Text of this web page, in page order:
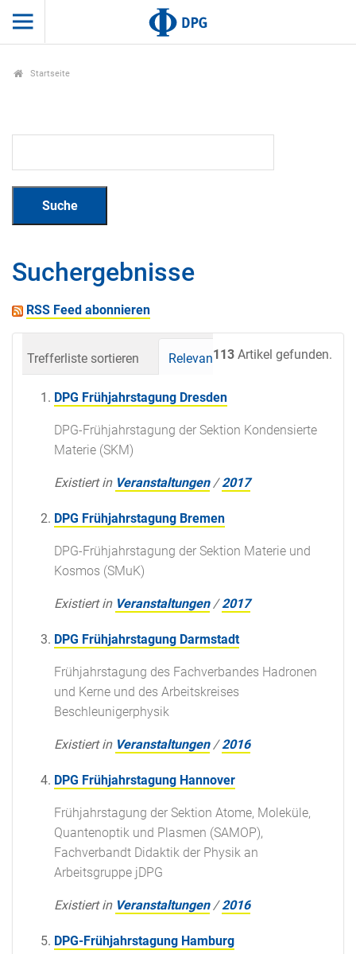
Startseite
Suchergebnisse
RSS Feed abonnieren
113 Artikel gefunden.
Trefferliste sortieren Relevanz Datum
DPG Frühjahrstagung Dresden
DPG-Frühjahrstagung der Sektion Kondensierte
Materie (SKM)
Existiert in Veranstaltungen /2017
DPG Frühjahrstagung Bremen
DPG-Frühjahrstagung der Sektion Materie und
Kosmos (SMuK)
Existiert in Veranstaltungen /2017
DPG Frühjahrstagung Darmstadt
Frühjahrstagung des Fachverbandes Hadronen
und Kerne und des Arbeitskreises
Beschleunigerphysik
Existiert in Veranstaltungen /2016
DPG Frühjahrstagung Hannover
Frühjahrstagung der Sektion Atome, Moleküle,
Quantenoptik und Plasmen (SAMOP),
Fachverbandt Didaktik der Physik an
Arbeitsgruppe jDPG
Existiert in Veranstaltungen /2016
DPG-Frühjahrstagung Hamburg